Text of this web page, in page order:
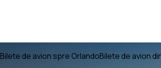
Bilete de avion spre OrlandoBilete de avion